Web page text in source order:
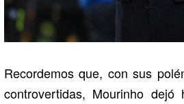
Recordemos que, con sus
controvertidas, Mourinho